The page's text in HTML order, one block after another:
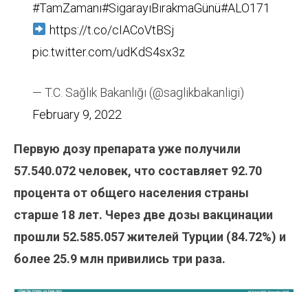
#TamZamanı#SigarayıBırakmaGünü#ALO171
https://t.co/cIACoVtBSj
pic.twitter.com/udKdS4sx3z
— T.C. Sağlık Bakanlığı (@saglikbakanligi)
February 9, 2022
Первую дозу препарата уже получили
57.540.072 человек, что составляет 92.70
процента от общего населения страны
старше 18 лет. Через две дозы вакцинации
прошли 52.585.057жителей Турции (84.72%) и
более 25.9 млн привились три раза.